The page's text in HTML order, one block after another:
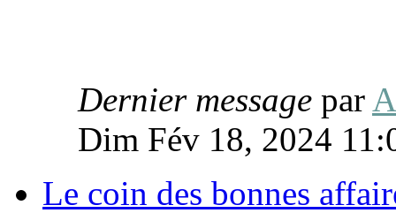
Dernier message par
Dim Fév 18, 2024
Le coin des bonnes